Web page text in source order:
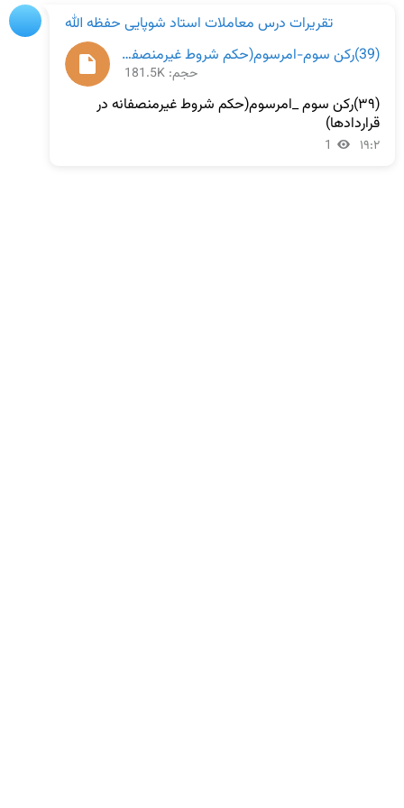
تقریرات درس معاملات استاد شوپایی حفظه الله
(39)رکن سوم-امرسوم(حکم شروط غیرمنصفانه درقراردادها).docx
حجم: 181.5K
قراردادها)
1 ۱۹:۲